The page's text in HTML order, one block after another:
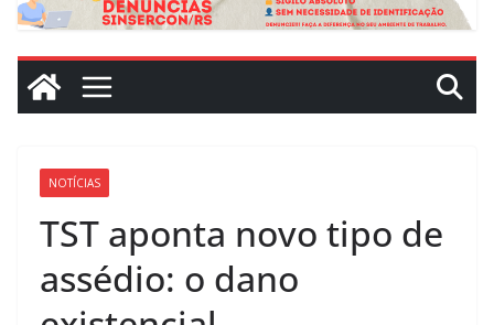
NOTÍCIAS
TST aponta novo tipo de
assédio: o dano